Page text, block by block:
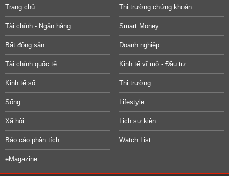
Trang chủ Thị trường chứng khoán
Tài chính - Ngân hàng Smart Money
Bất động sản Doanh nghiệp
Tài chính quốc tế Kinh tế vĩ mô - Đầu tư
Kinh tế số Thị trường
Sống Lifestyle
Xã hội Lịch sự kiện
Báo cáo phân tích Watch List
eMagazine